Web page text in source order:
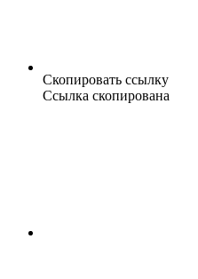
Скопировать ссылку
Ссылка скопирована